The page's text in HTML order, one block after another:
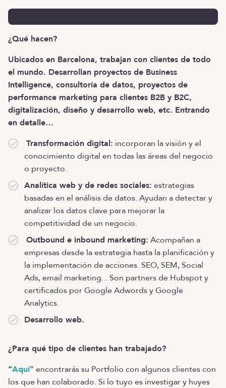
¿Qué hacen?
Ubicados en Barcelona, trabajan con clientes de todo
el mundo. Desarrollan proyectos de Business
Intelligence, consultoría de datos, proyectos de
performance marketing para clientes B2B y B2C,
digitalización, diseño y desarrollo web, etc. Entrando
en detalle…
Transformación digital: incorporan la visión y el
conocimiento digital en todas las áreas del negocio
o proyecto.
Analítica web y de redes sociales: estrategias
basadas en el análisis de datos. Ayudan a detectar y
analizar los datos clave para mejorar la
competitividad de un negocio.
Outbound e inbound marketing: Acompañan a
empresas desde la estrategia hasta la planificación y
la implementación de acciones. SEO, SEM, Social
Ads, email marketing... Son partners de Hubspot y
certificados por Google Adwords y Google
Analytics.
Desarrollo web.
¿Para qué tipo de clientes han trabajado?
“Aquí” encontrarás su Portfolio con algunos clientes con
los que han colaborado. Si lo tuyo es investigar y huyes